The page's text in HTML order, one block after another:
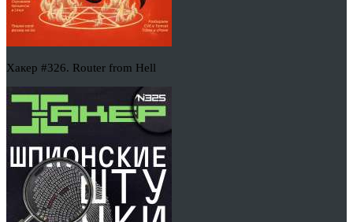
Хакер #326. Router from Hell